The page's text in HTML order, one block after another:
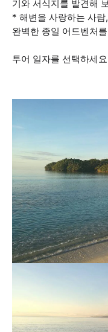
기와 서식지를 발견해
* 해변을 사랑하는 사
완벽한 종일 어드벤처
투어 일자를 선택하세